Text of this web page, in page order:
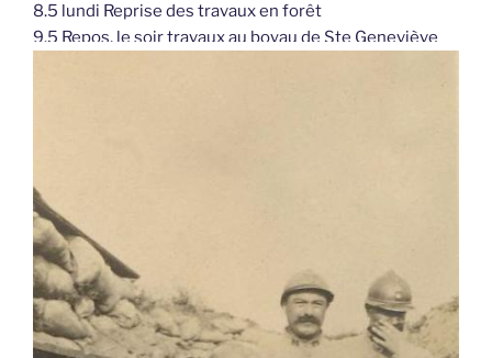
8.5 lundi Reprise des travaux en forêt
9.5 Repos, le soir travaux au boyau de Ste Geneviève